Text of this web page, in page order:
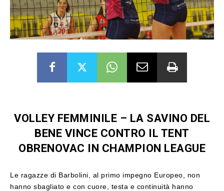
VOLLEY FEMMINILE – LA SAVINO DEL
BENE VINCE CONTRO IL TENT
OBRENOVAC IN CHAMPION LEAGUE
Le ragazze di Barbolini, al primo impegno Europeo, non
hanno sbagliato e con cuore, testa e continuità hanno